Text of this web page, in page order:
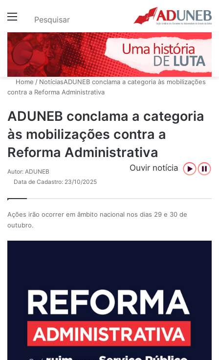
Menu Pesquisar
Home / NotíciasADUNEB conclama a categoria às mobilizações
contra a Reforma Administrativa
ADUNEB conclama a categoria
às mobilizações contra a
Reforma Administrativa
Ouvir notícia
Autor: ADUNEB
Data de Cadastro: 23/10/2025
Ações irão ocorrer em âmbito nacional nos dias 29 e 30 de
outubro.